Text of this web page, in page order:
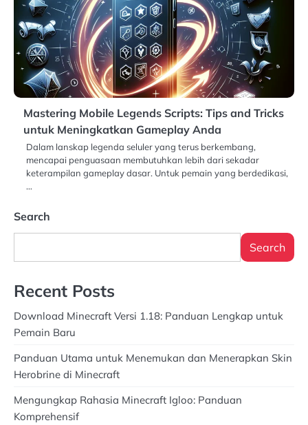
Mastering Mobile Legends Scripts: Tips and Tricks
untuk Meningkatkan Gameplay Anda
Dalam lanskap legenda seluler yang terus berkembang,
mencapai penguasaan membutuhkan lebih dari sekadar
keterampilan gameplay dasar. Untuk pemain yang berdedikasi,
…
Search
Search
Recent Posts
Download Minecraft Versi 1.18: Panduan Lengkap untuk
Pemain Baru
Panduan Utama untuk Menemukan dan Menerapkan Skin
Herobrine di Minecraft
Mengungkap Rahasia Minecraft Igloo: Panduan
Komprehensif